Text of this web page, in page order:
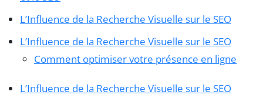
L’Influence de la Recherche Visuelle sur le SEO
L’Influence de la Recherche Visuelle sur le SEO
Comment optimiser votre présence en ligne
L’Influence de la Recherche Visuelle sur le SEO